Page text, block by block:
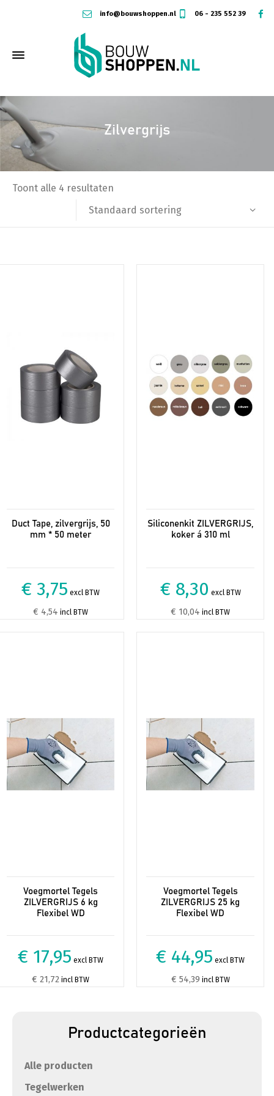
info@bouwshoppen.nl 06 - 235 552 39
Zilvergrijs
Toont alle 4 resultaten
Standaard sortering
Duct Tape, zilvergrijs, 50
mm * 50 meter
€ 3,75 excl BTW
€ 4,54 incl BTW
Siliconenkit ZILVERGRIJS,
koker á 310 ml
€ 8,30 excl BTW
€ 10,04 incl BTW
Voegmortel Tegels
ZILVERGRIJS 6 kg
Flexibel WD
€ 17,95 excl BTW
€ 21,72 incl BTW
Voegmortel Tegels
ZILVERGRIJS 25 kg
Flexibel WD
€ 44,95 excl BTW
€ 54,39 incl BTW
Productcategorieën
Alle producten
Tegelwerken